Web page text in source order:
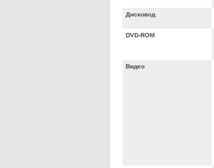
Дисковод
DVD-ROM
Видео